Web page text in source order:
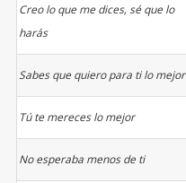
Creo lo que me dices, sé que lo
harás
Sabes que quiero para ti lo mejor
Tú te mereces lo mejor
No esperaba menos de ti